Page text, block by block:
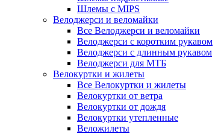
Шлемы с MIPS
Велоджерси и веломайки
Все Велоджерси и веломайки
Велоджерси с коротким рукавом
Велоджерси с длинным рукавом
Велоджерси для МТБ
Велокуртки и жилеты
Все Велокуртки и жилеты
Велокуртки от ветра
Велокуртки от дождя
Велокуртки утепленные
Веложилеты